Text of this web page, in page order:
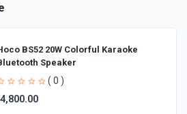
BS52 20W Colorful Karaoke
Speaker
( 0 )